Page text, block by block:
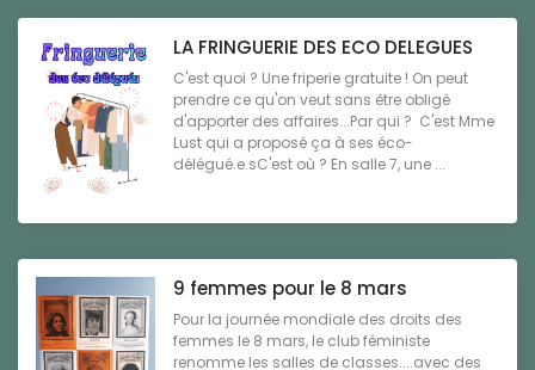
LA FRINGUERIE DES ECO DELEGUES
C'est quoi ? Une friperie gratuite ! On peut
prendre ce qu'on veut sans être obligé
d'apporter des affaires...Par qui ? C'est Mme
Lust qui a proposé ça à ses éco-
délégué.e.sC'est où ? En salle 7, une ...
9 femmes pour le 8 mars
Pour la journée mondiale des droits des
femmes le 8 mars, le club féministe
renomme les salles de classes....avec des